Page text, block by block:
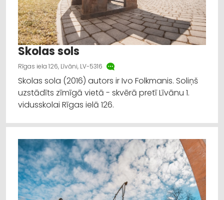
Skolas sols
Rīgas iela 126, Līvāni, LV-5316
Skolas sola (2016) autors ir Ivo Folkmanis. Soliņš
uzstādīts zīmīgā vietā - skvērā pretī Līvānu 1.
vidusskolai Rīgas ielā 126.